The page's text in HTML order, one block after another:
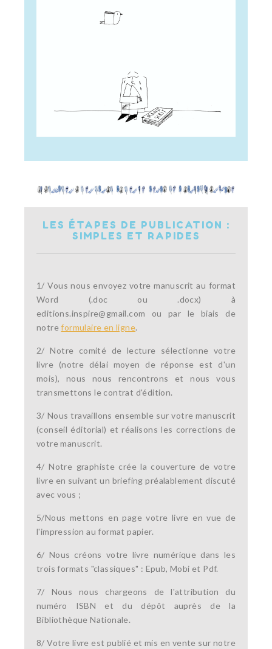
LES ÉTAPES DE PUBLICATION :
SIMPLES ET RAPIDES
1/ Vous nous envoyez votre manuscrit au format
Word (.doc ou .docx) à
editions.inspire@gmail.com ou par le biais de
notreformulaire en ligne.
2/ Notre comité de lecture sélectionne votre
livre (notre délai moyen de réponse est d'un
mois), nous nous rencontrons et nous vous
transmettons le contrat d'édition.
3/ Nous travaillons ensemble sur votre manuscrit
(conseil éditorial) et réalisons les corrections de
votre manuscrit.
4/ Notre graphiste crée la couverture de votre
livre en suivant un briefing préalablement discuté
avec vous ;
5/Nous mettons en page votre livre en vue de
l'impression au format papier.
6/ Nous créons votre livre numérique dans les
trois formats "classiques" : Epub, Mobi et Pdf.
7/ Nous nous chargeons de l'attribution du
numéro ISBN et du dépôt auprès de la
Bibliothèque Nationale.
8/ Votre livre est publié et mis en vente sur notre